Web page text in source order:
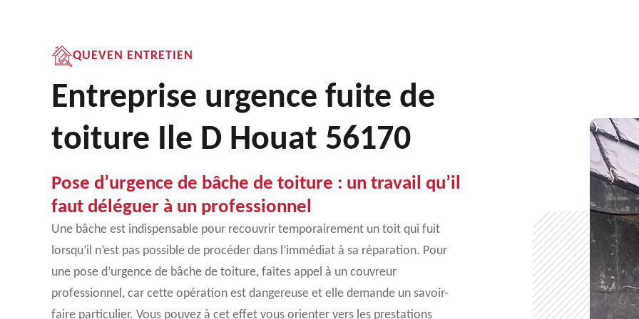
QUEVEN ENTRETIEN
Entreprise urgence fuite de
toiture Ile D Houat 56170
Pose d’urgence de bâche de toiture : un travail qu’il
faut déléguer à un professionnel
Une bâche est indispensable pour recouvrir temporairement un toit qui fuit
lorsqu’il n’est pas possible de procéder dans l’immédiat à sa réparation. Pour
une pose d’urgence de bâche de toiture, faites appel à un couvreur
professionnel, car cette opération est dangereuse et elle demande un savoir-
faire particulier. Vous pouvez à cet effet vous orienter vers les prestations